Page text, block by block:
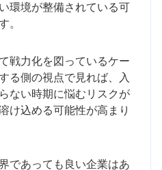
環境が整備されている可
。
戦力化を図っているケー
る側の視点で見れば、入
ない時期に悩むリスクが
け込める可能性が高まり
であっても良い企業はあ